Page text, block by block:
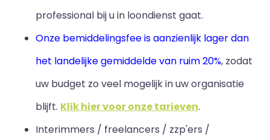
professional bij u in loondienst gaat.
Onze bemiddelingsfee is aanzienlijk lager dan
het landelijke gemiddelde van ruim 20%, zodat
uw budget zo veel mogelijk in uw organisatie
blijft. Klik hier voor onze tarieven.
Interimmers / freelancers / zzp'ers /